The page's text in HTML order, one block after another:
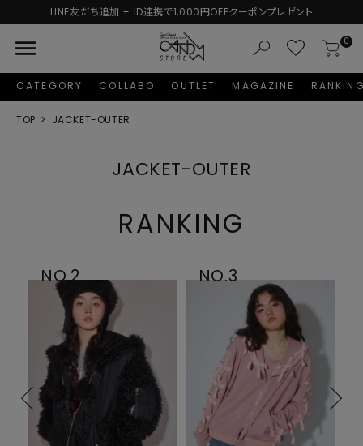
新規会員登録で1,000円分のポイントプレゼント！
menu 0
CATEGORY COLLABO OUTLET MAGAZINE
TOP JACKET-OUTER
JACKET-OUTER
RANKING